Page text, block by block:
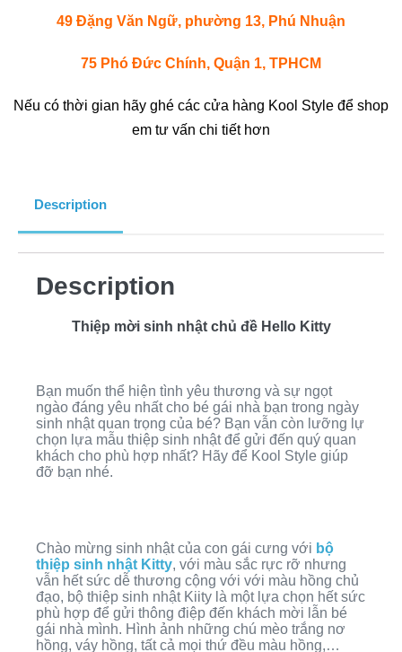
49 Đặng Văn Ngữ, phường 13, Phú Nhuận
75 Phó Đức Chính, Quận 1, TPHCM
Nếu có thời gian hãy ghé các cửa hàng Kool Style để shop
em tư vấn chi tiết hơn
Description
Description
Thiệp mời sinh nhật chủ đề Hello Kitty
Bạn muốn thể hiện tình yêu thương và sự ngọt
ngào đáng yêu nhất cho bé gái nhà bạn trong ngày
sinh nhật quan trọng của bé? Bạn vẫn còn lưỡng lự
chọn lựa mẫu thiệp sinh nhật để gửi đến quý quan
khách cho phù hợp nhất? Hãy để Kool Style giúp
đỡ bạn nhé.
Chào mừng sinh nhật của con gái cưng với bộ
thiệp sinh nhật Kitty, với màu sắc rực rỡ nhưng
vẫn hết sức dễ thương cộng với với màu hồng chủ
đạo, bộ thiệp sinh nhật Kiity là một lựa chọn hết sức
phù hợp để gửi thông điệp đến khách mời lẫn bé
gái nhà mình. Hình ảnh những chú mèo trắng nơ
hồng, váy hồng, tất cả mọi thứ đều màu hồng,…